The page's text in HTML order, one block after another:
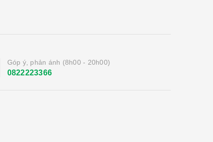
Góp ý, phản ánh (8h00 - 20h00)
0822223366